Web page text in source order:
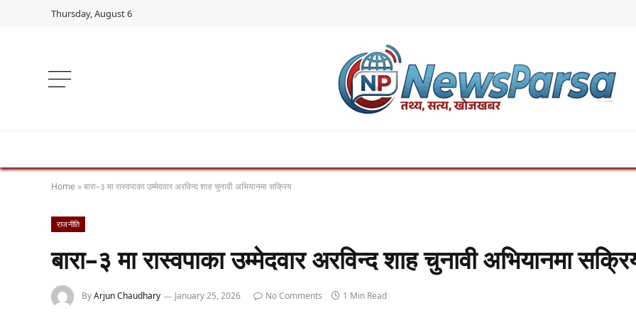
Thursday, August 6
Home »बारा–३ मा रास्वपाका उम्मेदवार अरविन्द शाह चुनावी अभियानमा सक्रिय
राजनीति
बारा–३ मा रास्वपाका उम्मेदवार अरविन्द शाह चुनावी अभियानमा
ByArjun Chaudhary January 25, 2026 No Comments 1 Min Read